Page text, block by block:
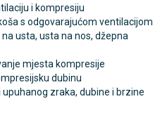
i kompresiju
s odgovarajućom ventilacijom
usta, usta na nos, džepna
mjesta kompresije
dubinu
zraka, dubine i brzine